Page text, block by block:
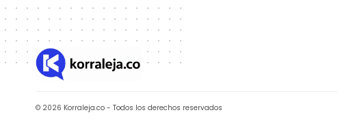
© 2026 Korraleja.co - Todos los derechos reservados